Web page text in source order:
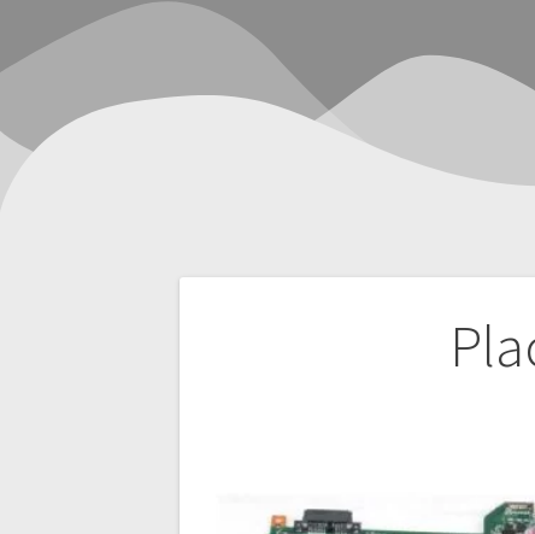
Navegación